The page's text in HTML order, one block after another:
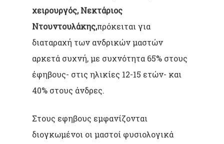
χειρουργός, Νεκτάριος
Ντουντουλάκης,πρόκειται για
διαταραχή των ανδρικών μαστών
αρκετά συχνή, με συχνότητα 65% στους
έφηβους- στις ηλικίες 12-15 ετών- και
40% στους άνδρες.
Στους εφηβους εμφανίζονται
διογκωμένοι οι μαστοί φυσιολογικά